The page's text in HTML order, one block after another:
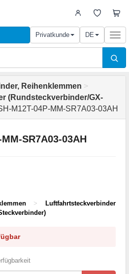
Privatkunde DE
Reihenklemmen >
(Rundsteckverbinder/GX-
M12T-04P-MM-SR7A03-03AH
SR7A03-03AH
>
Luftfahrtsteckverbinder